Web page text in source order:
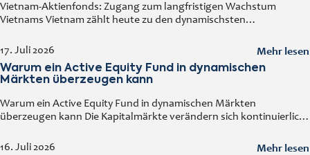
17. Juli 2026
Vietnam-Aktienfonds: Zugang zum langfristigen Wachstum
Vietnams Vietnam zählt heute zu den dynamischsten
steigende ausländische Direktinvestitionen, eine wachsende
machen
Mehr lesen
Warum ein Active Equity Fund in dynamischen
Märkten überzeugen kann
16. Juli 2026
Warum ein Active Equity Fund in dynamischen Märkten
überzeugen kann Die Kapitalmärkte verändern sich kontinuierlich.
geopolitische Ereignisse und neue Branchentrends beeinflussen
Mehr lesen